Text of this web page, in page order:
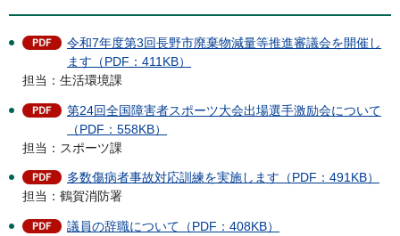
令和7年度第3回長野市廃棄物減量等推進審議会を開催し
ます（PDF：411KB）
担当：生活環境課
第24回全国障害者スポーツ大会出場選手激励会について
（PDF：558KB）
担当：スポーツ課
多数傷病者事故対応訓練を実施します（PDF：491KB）
担当：鶴賀消防署
議員の辞職について（PDF：408KB）